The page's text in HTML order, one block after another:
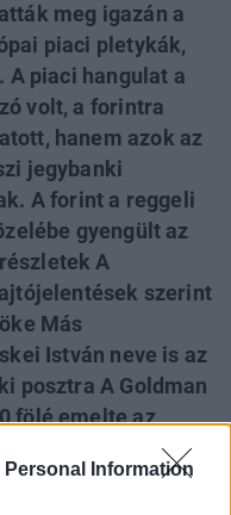
Personal Information
meg igazán a
piaci pletykák,
piaci hangulat a
volt, a forintra
hanem azok az
jegybanki
A forint a reggeli
gyengült az
A
szerint
Más
István neve is az
posztra A Goldman
fölé emelte az
Viktor jövõ héten
Bizottság elnökéhez